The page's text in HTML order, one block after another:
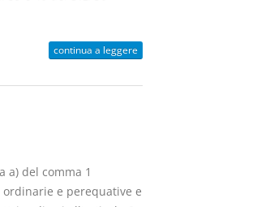
continua a leggere
a) del comma 1
e perequative e